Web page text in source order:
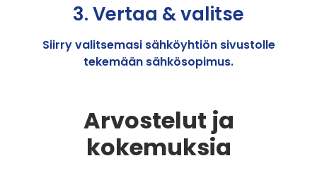
3. Vertaa & valitse
Siirry valitsemasi sähköyhtiön sivustolle
tekemään sähkösopimus.
Arvostelut ja
kokemuksia